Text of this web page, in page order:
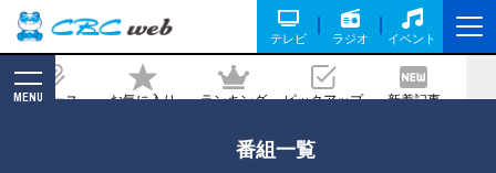
テレビ ラジオ イベント
ニュース お気に入り ランキング ピックアップ 新着記事
MENU
番組一覧